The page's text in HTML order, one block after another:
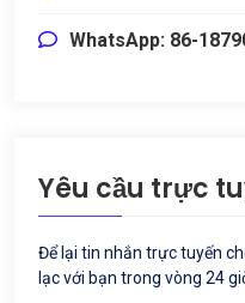
WhatsApp: 86-
Yêu cầu trực
Để lại tin nhắn trực tuyến
lạc với bạn trong vòng 24